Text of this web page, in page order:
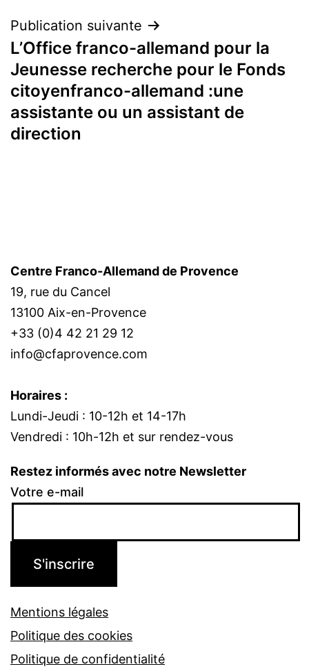
Publication suivante
L’Office franco-allemand pour la
Jeunesse recherche pour le Fonds
citoyenfranco-allemand :une
assistante ou un assistant de
direction
Centre Franco-Allemand de Provence
19, rue du Cancel
13100 Aix-en-Provence
+33 (0)4 42 21 29 12
info@cfaprovence.com
Horaires :
Lundi-Jeudi : 10-12h et 14-17h
Vendredi : 10h-12h et sur rendez-vous
Restez informés avec notre Newsletter
Votre e-mail
Mentions légales
Politique des cookies
Politique de confidentialité